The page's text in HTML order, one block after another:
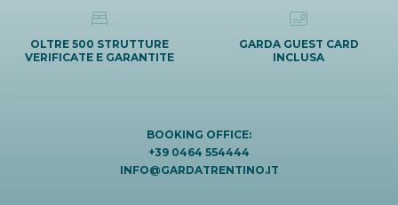
OLTRE 500 STRUTTURE
VERIFICATE E GARANTITE
GARDA GUEST CARD
INCLUSA
BOOKING OFFICE:
+39 0464 554444
INFO@GARDATRENTINO.IT